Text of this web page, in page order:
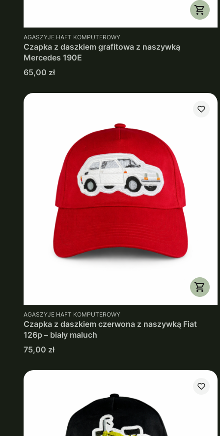
PRODUCENT
AGASZYJE HAFT KOMPUTEROWY
Czapka z daszkiem grafitowa z naszywką
Mercedes 190E
Cena
65,00 zł
PRODUCENT
AGASZYJE HAFT KOMPUTEROWY
Czapka z daszkiem czerwona z naszywką Fiat
126p – biały maluch
Cena
75,00 zł